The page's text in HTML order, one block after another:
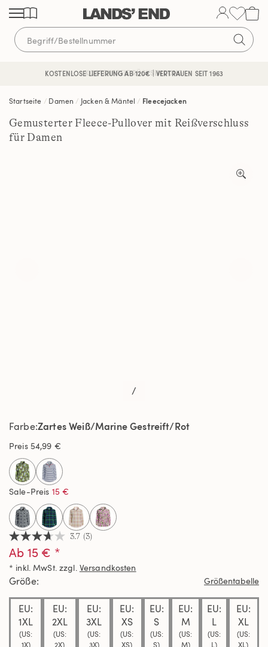
Direkt
zum
Inhalt
Direkt
zur
Navigation
Direkt
zur
Suche
KOSTENLOSE LIEFERUNG AB 120€ | VERTRAUEN SEIT 1963
KOSTENFREIE RÜCKSENDUNG
Startseite Damen Jacken & Mäntel Fleecejacken
Gemusterter Fleece-Pullover mit Reißverschluss
für Damen
/
3.7
von
5
Sternen,
Durchschnittswert
Bewertung.
Read
Reviews.
Link
3.7 (3)
Ab 15 € *
* inkl. MwSt. zzgl. Versandkosten
FarbeZartes Weiß/Marine Gestreift/Rot
Preis 54,99 €
selected
Sale-Preis 15 €
Größe Größentabelle
EU:
1XL
(US:
1X)
EU:
2XL
(US:
2X)
EU:
3XL
(US:
3X)
EU:
XS
(US:
XS)
EU:
S
(US:
S)
EU:
M
(US:
M)
EU:
L
(US:
L)
EU:
XL
(US:
XL)